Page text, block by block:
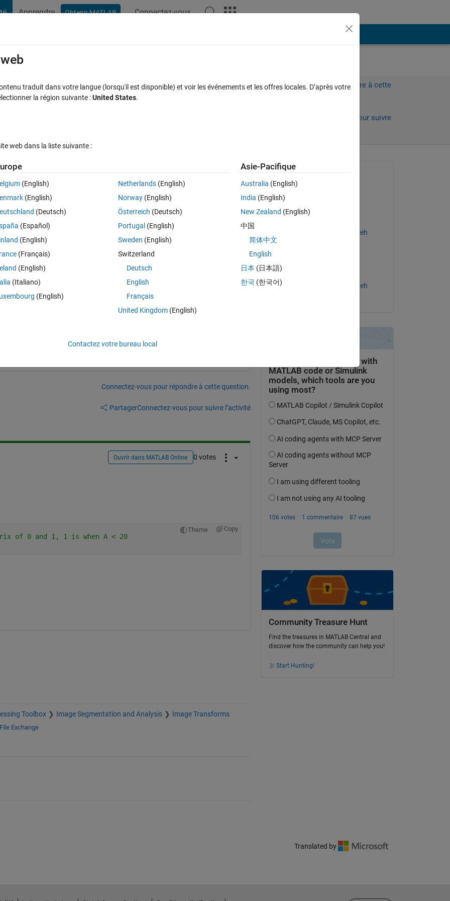
Apprendre Obtenir MATLAB Connectez-vous
a matrix?
Connectez-vous pour répondre à cette
Connectez-vous pour suivre
Ouvrir dans MATLAB Online
pixel values inside him, like this example:
Connectez-vous pour répondre à cette question.
PartagerConnectez-vous pour suivre l’activité
Ouvrir dans MATLAB Online 0 votes
Theme Copy
of 0 and 1, 1 is when A < 20
Toolbox Image Segmentation and Analysis Image Transforms
File Exchange
Biza Ferreira
le 27 Juin 2015
Salaheddin Hosseinzadeh
Acceptée :
Salaheddin Hosseinzadeh
Community Treasure Hunt
Find the treasures in MATLAB Central and
discover how the community can help you!
Start Hunting!
Translated by
traduit dans votre langue (lorsqu'il est disponible) et voir les événements et les offres locales. D’après votre
la région suivante :United States.
web dans la liste suivante :
(English)
(English)
(Deutsch)
(Español)
(English)
(Français)
(English)
(Italiano)
(English)
Netherlands(English)
Norway(English)
Österreich (Deutsch)
Portugal (English)
Sweden (English)
Switzerland
Deutsch
English
Français
United Kingdom(English)
Asie-Pacifique
Australia (English)
India (English)
New Zealand (English)
中国
简体中文
English
日本 (日本語)
한국 (한국어)
Contactez votre bureau local